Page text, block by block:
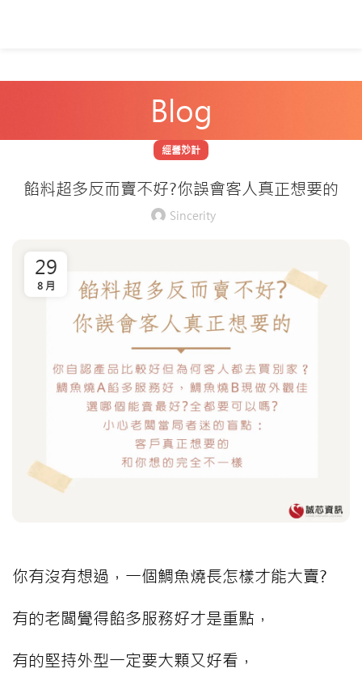
Blog
經營妙計
餡料超多反而賣不好?你誤會客人真正想要的
Sincerity
29
8 月
你有沒有想過，一個鯛魚燒長怎樣才能大賣?
有的老闆覺得餡多服務好才是重點，
有的堅持外型一定要大顆又好看，